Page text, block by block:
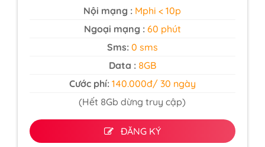
Nội mạng : Mphi < 10p
Ngoại mạng :60 phút
Sms:0 sms
Data :8GB
Cước phí: 140.000đ/ 30 ngày
(Hết 8Gb dừng truy cập)
ĐĂNG KÝ